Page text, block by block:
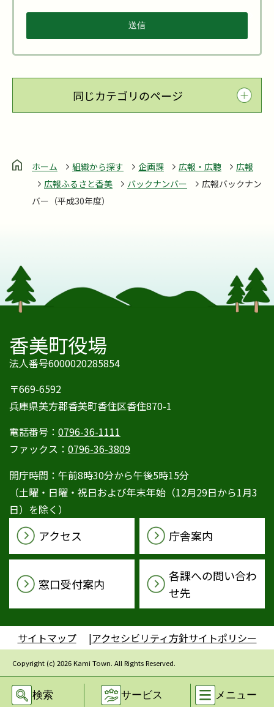
検索 サービス メニュー
同じカテゴリのページ
ホーム 組織から探す 企画課 広報・広聴
広報
広報ふるさと香美
バックナンバー
広報バックナン
バー（平成30年度）
香美町役場
法人番号6000020285854
〒669-6592
兵庫県美方郡香美町香住区香住870-1
電話番号： 0796-36-1111
ファックス： 0796-36-3809
開庁時間：午前8時30分から午後5時15分
（土曜・日曜・祝日および年末年始（12月29日から1月3
日）を除く）
アクセス 庁舎案内
窓口受付案内
各課への問い合わ
せ先
サイトマップ アクセシビリティ方針サイトポリシー
Copyright (c) 2026 Kami Town. All Rights Reserved.